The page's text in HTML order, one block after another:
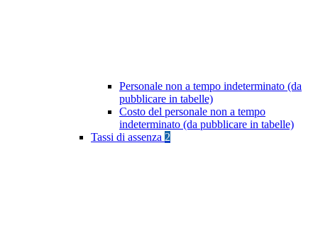
Personale non a tempo indeterminato (da
pubblicare in tabelle)
Costo del personale non a tempo
indeterminato (da pubblicare in tabelle)
Tassi di assenza 2